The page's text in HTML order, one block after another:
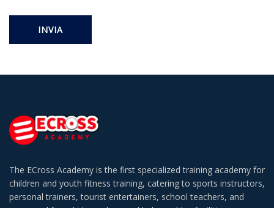
The ECross Academy is the first specialized training academy for
children and youth fitness training, catering to sports instructors,
personal trainers, tourist entertainers, school teachers, and